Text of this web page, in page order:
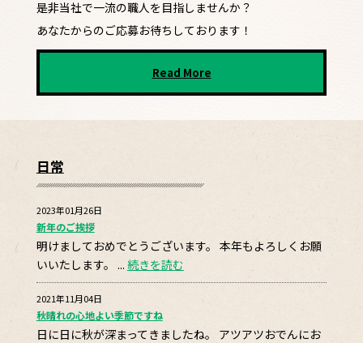
是非当社で一流の職人を目指しませんか？
あなたからのご応募お待ちしております！
Read More
日常
2023年01月26日
新年のご挨拶
明けましておめでとうございます。 本年もよろしくお願
いいたします。 ... 続きを読む
2021年11月04日
秋晴れの心地よい季節ですね
日に日に秋が深まってきましたね。 アツアツおでんにお